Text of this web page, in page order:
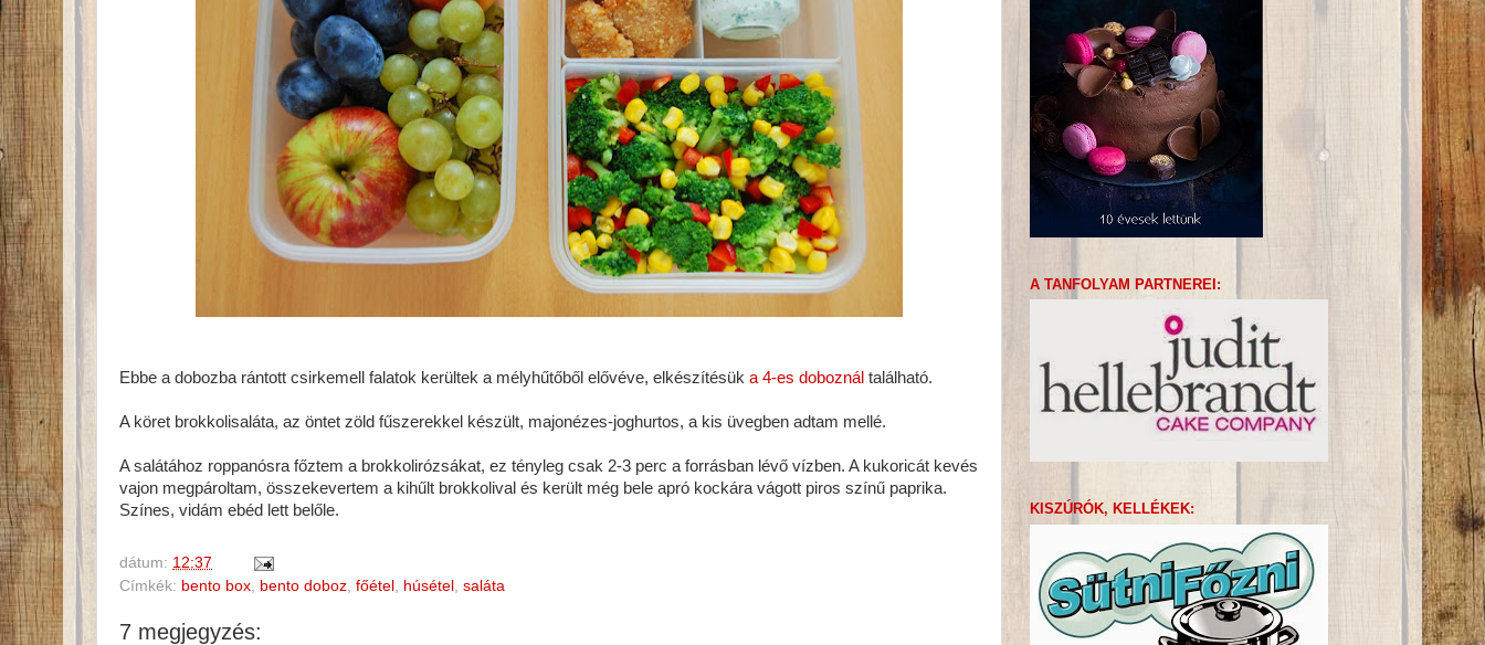
Ebbe a dobozba rántott csirkemell falatok kerültek a mélyhűtőből elővéve, elkészítésük a 4-es doboznál található.
A köret brokkolisaláta, az öntet zöld fűszerekkel készült, majonézes-joghurtos, a kis üvegben adtam mellé.
A salátához roppanósra főztem a brokkolirózsákat, ez tényleg csak 2-3 perc a forrásban lévő vízben. A kukoricát kevés
vajon megpároltam, összekevertem a kihűlt brokkolival és került még bele apró kockára vágott piros színű paprika.
Színes, vidám ebéd lett belőle.
dátum: 12:37
Címkék: bento box bento doboz főétel húsétel saláta
7 megjegyzés:
A TANFOLYAM PARTNEREI:
KISZÚRÓK, KELLÉKEK: